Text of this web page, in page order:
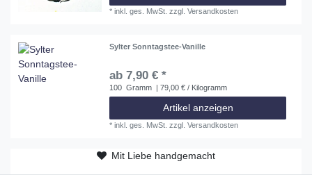
*inkl. ges. MwSt. zzgl.Versandkosten
Sylter Sonntagstee-Vanille
ab 7,90 € *
100 Gramm | 79,00 € / Kilogramm
Artikel anzeigen
*inkl. ges. MwSt. zzgl.Versandkosten
Mit Liebe handgemacht